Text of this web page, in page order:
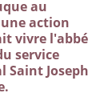
au
action
vivre l'abbé
service
Saint Joseph